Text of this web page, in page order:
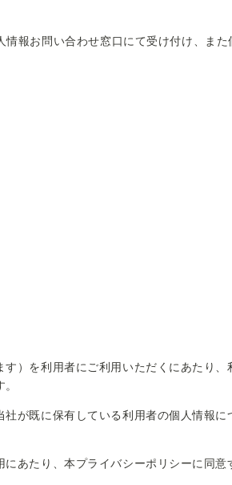
報お問い合わせ窓口にて受け付け、ま
）を利用者にご利用いただくにあたり
が既に保有している利用者の個人情報に
あたり、本プライバシーポリシーに同意